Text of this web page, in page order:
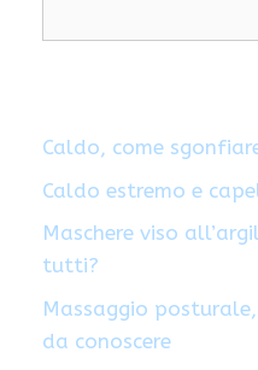
Caldo, come
Caldo estremo e
Maschere viso
tutti?
Massaggio
da conoscere